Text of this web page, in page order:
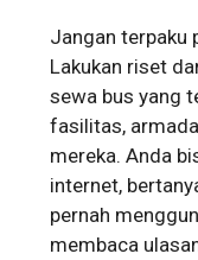
Jangan terpaku
Lakukan riset
sewa bus yang
fasilitas,
mereka. Anda
internet,
pernah
membaca